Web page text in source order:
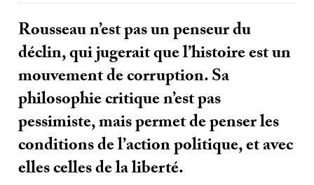
Rousseau n’est pas un penseur du
déclin, qui jugerait que l’histoire est un
mouvement de corruption. Sa
philosophie critique n’est pas
pessimiste, mais permet de penser les
conditions de l’action politique, et avec
elles celles de la liberté.